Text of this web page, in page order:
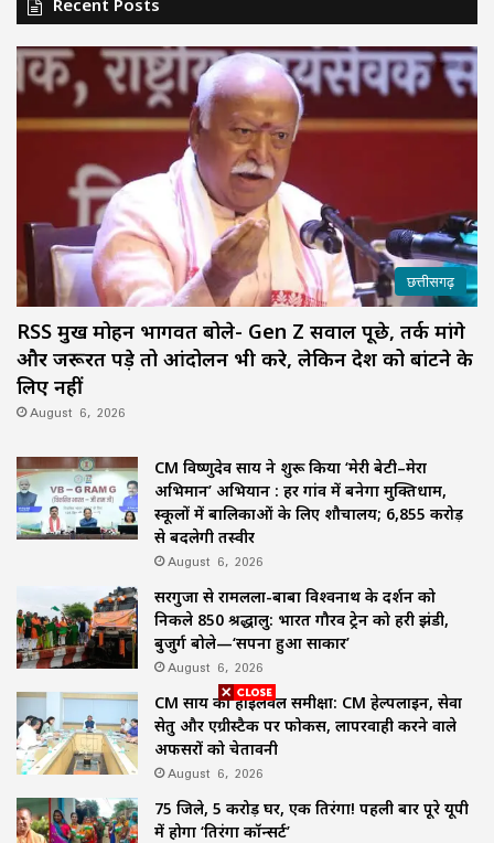
Recent Posts
छत्तीसगढ़
RSS प्रमुख मोहन भागवत बोले- Gen Z सवाल पूछे, तर्क मांगे
और जरूरत पड़े तो आंदोलन भी करे, लेकिन देश को बांटने के
लिए नहीं
August 6, 2026
CM विष्णुदेव साय ने शुरू किया ‘मेरी बेटी–मेरा
अभिमान’ अभियान : हर गांव में बनेगा मुक्तिधाम,
स्कूलों में बालिकाओं के लिए शौचालय; 6,855 करोड़
से बदलेगी तस्वीर
August 6, 2026
सरगुजा से रामलला-बाबा विश्वनाथ के दर्शन को
निकले 850 श्रद्धालु: भारत गौरव ट्रेन को हरी झंडी,
बुजुर्ग बोले—‘सपना हुआ साकार’
August 6, 2026
CM साय की हाईलेवल समीक्षा: CM हेल्पलाइन, सेवा
सेतु और एग्रीस्टैक पर फोकस, लापरवाही करने वाले
अफसरों को चेतावनी
August 6, 2026
75 जिले, 5 करोड़ घर, एक तिरंगा! पहली बार पूरे यूपी
में होगा ‘तिरंगा कॉन्सर्ट’